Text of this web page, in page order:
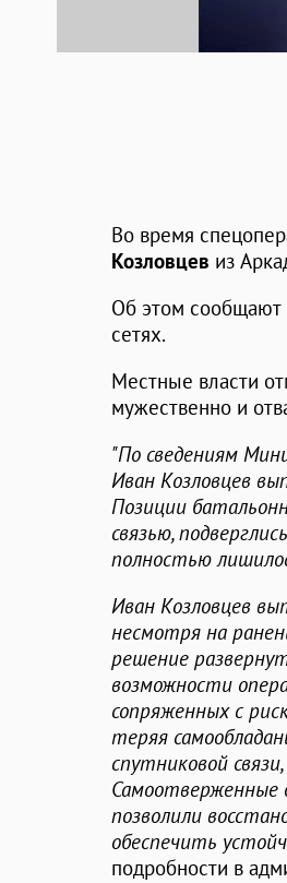
Во время
Козловцев из
Об этом
сетях.
Местные власти
мужественно и
"По сведениям
Иван Козловцев
Позиции
связью,
полностью
Иван Козловцев
несмотря на
решение
возможности
сопряженных с
теряя
спутниковой
Самоотверженные
позволили
обеспечить
подробности в